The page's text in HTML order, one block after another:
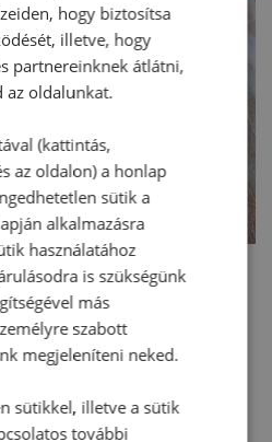
hozzászólás.
hogy biztosítsa
illetve, hogy
partnereinknek átlátni,
az oldalunkat.
(kattintás,
az oldalon) a honlap
sütik a
alkalmazásra
használatához
is szükségünk
más
szabott
megjeleníteni neked.
sütikkel, illetve a sütik
további